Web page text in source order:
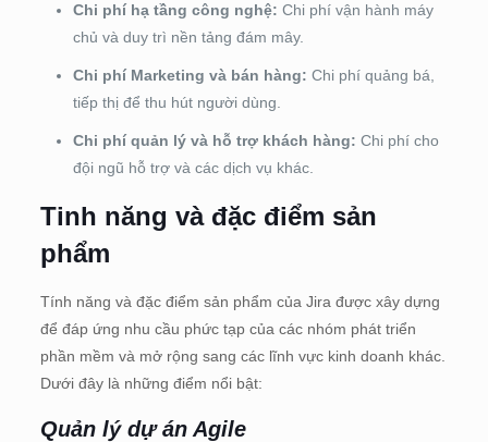
Chi phí hạ tầng công nghệ: Chi phí vận hành máy
chủ và duy trì nền tảng đám mây.
Chi phí Marketing và bán hàng: Chi phí quảng bá,
tiếp thị để thu hút người dùng.
Chi phí quản lý và hỗ trợ khách hàng: Chi phí cho
đội ngũ hỗ trợ và các dịch vụ khác.
Tinh năng và đặc điểm sản
phẩm
Tính năng và đặc điểm sản phẩm của Jira được xây dựng
để đáp ứng nhu cầu phức tạp của các nhóm phát triển
phần mềm và mở rộng sang các lĩnh vực kinh doanh khác.
Dưới đây là những điểm nổi bật:
Quản lý dự án Agile